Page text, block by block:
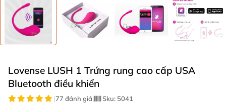
Lovense LUSH 1 Trứng rung cao cấp USA
Bluetooth điều khiển
|77 đánh giá| Sku: 5041